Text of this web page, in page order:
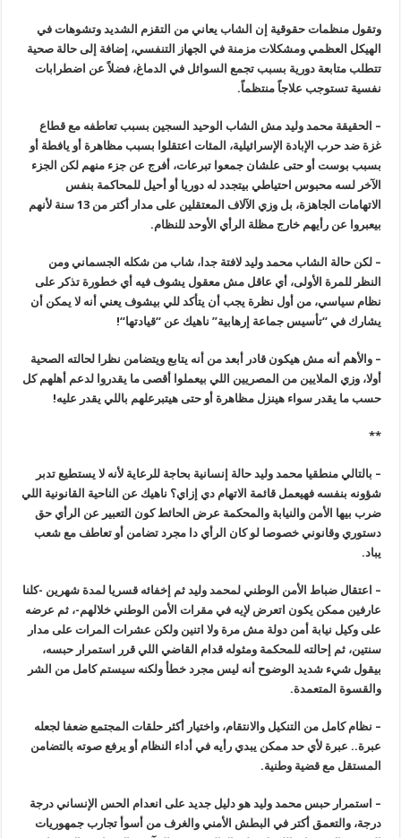
وتقول منظمات حقوقية إن الشاب يعاني من التقزم الشديد وتشوهات في
الهيكل العظمي ومشكلات مزمنة في الجهاز التنفسي، إضافة إلى حالة صحية
تتطلب متابعة دورية بسبب تجمع السوائل في الدماغ، فضلاً عن اضطرابات
نفسية تستوجب علاجاً منتظماً.
– الحقيقة محمد وليد مش الشاب الوحيد السجين بسبب تعاطفه مع قطاع
غزة ضد حرب الإبادة الإسرائيلية، المئات اعتقلوا بسبب مظاهرة أو يافطة أو
بسبب بوست أو حتى علشان جمعوا تبرعات، أفرج عن جزء منهم لكن الجزء
الآخر لسه محبوس احتياطي بيتجدد له دوريا أو أحيل للمحاكمة بنفس
الاتهامات الجاهزة، بل وزي الآلاف المعتقلين على مدار أكتر من 13 سنة لأنهم
بيعبروا عن رأيهم خارج مظلة الرأي الأوحد للنظام.
–لكن حالة الشاب محمد وليد لافتة جدا، شاب من شكله الجسماني ومن
النظر للمرة الأولى، أي عاقل مش معقول يشوف فيه أي خطورة تذكر على
نظام سياسي، من أول نظرة يجب أن يتأكد للي بيشوف يعني أنه لا يمكن أن
يشارك في “تأسيس جماعة إرهابية” ناهيك عن “قيادتها“!
–والأهم أنه مش هيكون قادر أبعد من أنه يتابع ويتضامن نظرا لحالته الصحية
أولا، وزي الملايين من المصريين اللي بيعملوا أقصى ما يقدروا لدعم أهلهم كل
حسب ما يقدر سواء هينزل مظاهرة أو حتى هيتبرعلهم باللي يقدر عليه!
**
– بالتالي منطقيا محمد وليد حالة إنسانية بحاجة للرعاية لأنه لا يستطيع تدبر
شؤونه بنفسه فهيعمل قائمة الاتهام دي إزاي؟ ناهيك عن الناحية القانونية اللي
ضرب بيها الأمن والنيابة والمحكمة عرض الحائط كون التعبير عن الرأي حق
دستوري وقانوني خصوصا لو كان الرأي دا مجرد تضامن أو تعاطف مع شعب
يباد.
– اعتقال ضباط الأمن الوطني لمحمد وليد ثم إخفائه قسريا لمدة شهرين -كلنا
عارفين ممكن يكون اتعرض لإيه في مقرات الأمن الوطني خلالهم-، ثم عرضه
على وكيل نيابة أمن دولة مش مرة ولا اتنين ولكن عشرات المرات على مدار
سنتين، ثم إحالته للمحكمة ومثوله قدام القاضي اللي قرر استمرار حبسه،
بيقول شيء شديد الوضوح أنه ليس مجرد خطأ ولكنه سيستم كامل من الشر
والقسوة المتعمدة.
– نظام كامل من التنكيل والانتقام، واختيار أكثر حلقات المجتمع ضعفا لجعله
عبرة.. عبرة لأي حد ممكن يبدي رأيه في أداء النظام أو يرفع صوته بالتضامن
المستقل مع قضية وطنية.
– استمرار حبس محمد وليد هو دليل جديد على انعدام الحس الإنساني درجة
درجة، والتعمق أكتر في البطش الأمني والغرف من أسوأ تجارب جمهوريات